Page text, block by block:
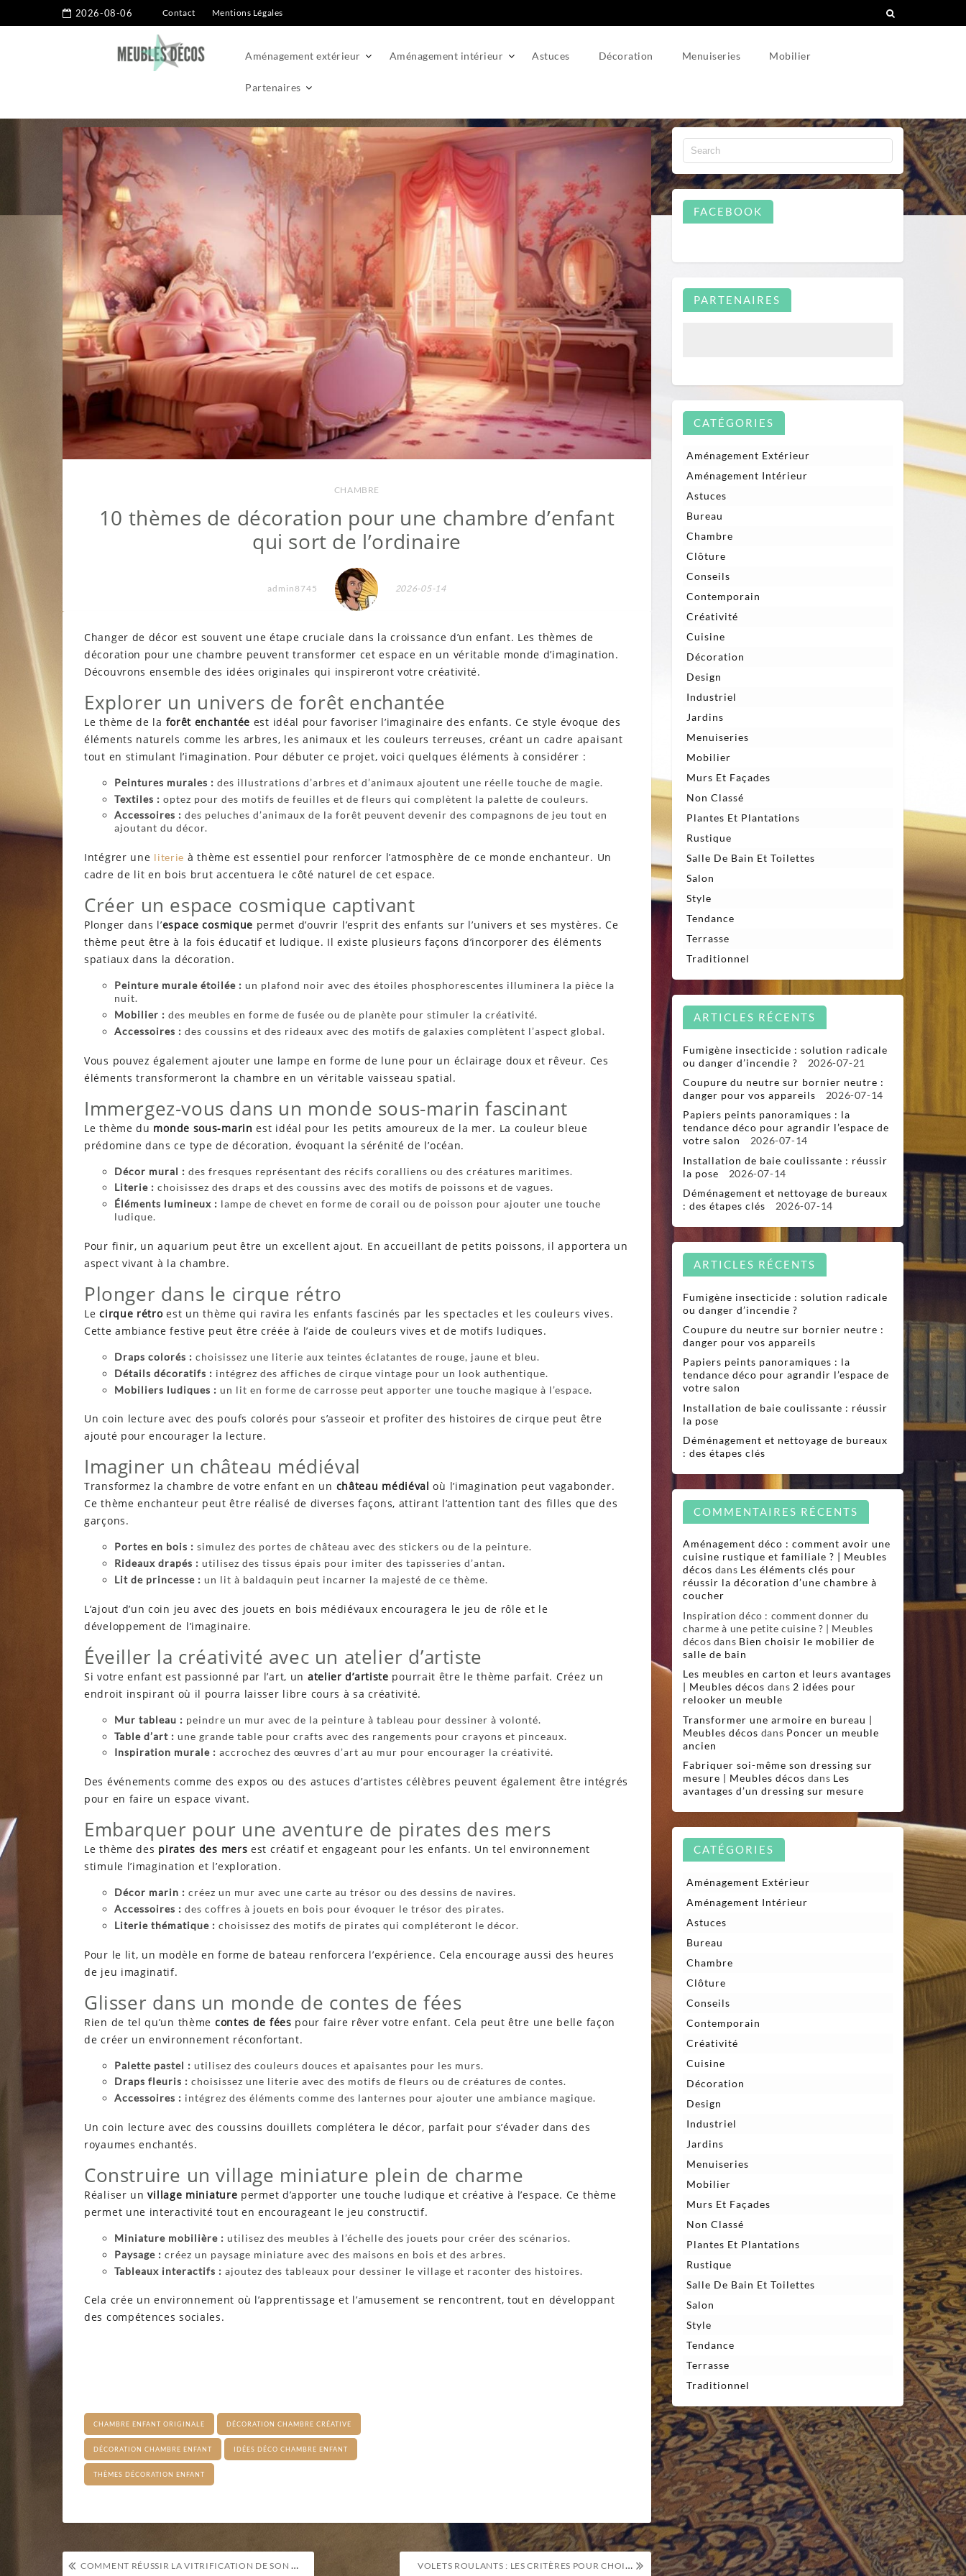
2026-08-06 Contact Mentions Légales
Aménagement extérieur Aménagement intérieur Astuces Décoration Menuiseries Mobilier
Partenaires
CHAMBRE
10 thèmes de décoration pour une chambre d’enfant
qui sort de l’ordinaire
admin8745 2026-05-14
Changer de décor est souvent une étape cruciale dans la croissance d’un enfant. Les thèmes de
décoration pour une chambre peuvent transformer cet espace en un véritable monde d’imagination.
Découvrons ensemble des idées originales qui inspireront votre créativité.
Explorer un univers de forêt enchantée
Le thème de la forêt enchantée est idéal pour favoriser l’imaginaire des enfants. Ce style évoque des
éléments naturels comme les arbres, les animaux et les couleurs terreuses, créant un cadre apaisant
tout en stimulant l’imagination. Pour débuter ce projet, voici quelques éléments à considérer :
Peintures murales : des illustrations d’arbres et d’animaux ajoutent une réelle touche de magie.
Textiles : optez pour des motifs de feuilles et de fleurs qui complètent la palette de couleurs.
Accessoires : des peluches d’animaux de la forêt peuvent devenir des compagnons de jeu tout en
ajoutant du décor.
Intégrer une literie à thème est essentiel pour renforcer l’atmosphère de ce monde enchanteur. Un
cadre de lit en bois brut accentuera le côté naturel de cet espace.
Créer un espace cosmique captivant
Plonger dans l’espace cosmique permet d’ouvrir l’esprit des enfants sur l’univers et ses mystères. Ce
thème peut être à la fois éducatif et ludique. Il existe plusieurs façons d’incorporer des éléments
spatiaux dans la décoration.
Peinture murale étoilée : un plafond noir avec des étoiles phosphorescentes illuminera la pièce la
nuit.
Mobilier : des meubles en forme de fusée ou de planète pour stimuler la créativité.
Accessoires : des coussins et des rideaux avec des motifs de galaxies complètent l’aspect global.
Vous pouvez également ajouter une lampe en forme de lune pour un éclairage doux et rêveur. Ces
éléments transformeront la chambre en un véritable vaisseau spatial.
Immergez-vous dans un monde sous-marin fascinant
Le thème du monde sous-marin est idéal pour les petits amoureux de la mer. La couleur bleue
prédomine dans ce type de décoration, évoquant la sérénité de l’océan.
Décor mural : des fresques représentant des récifs coralliens ou des créatures maritimes.
Literie : choisissez des draps et des coussins avec des motifs de poissons et de vagues.
Éléments lumineux : lampe de chevet en forme de corail ou de poisson pour ajouter une touche
ludique.
Pour finir, un aquarium peut être un excellent ajout. En accueillant de petits poissons, il apportera un
aspect vivant à la chambre.
Plonger dans le cirque rétro
Lecirque rétroest un thème qui ravira les enfants fascinés par les spectacles et les couleurs vives.
Cette ambiance festive peut être créée à l’aide de couleurs vives et de motifs ludiques.
Draps colorés : choisissez une literie aux teintes éclatantes de rouge, jaune et bleu.
Détails décoratifs : intégrez des affiches de cirque vintage pour un look authentique.
Mobiliers ludiques : un lit en forme de carrosse peut apporter une touche magique à l’espace.
Un coin lecture avec des poufs colorés pour s’asseoir et profiter des histoires de cirque peut être
ajouté pour encourager la lecture.
Imaginer un château médiéval
Transformez la chambre de votre enfant en un château médiéval où l’imagination peut vagabonder.
Ce thème enchanteur peut être réalisé de diverses façons, attirant l’attention tant des filles que des
garçons.
Portes en bois : simulez des portes de château avec des stickers ou de la peinture.
Rideaux drapés : utilisez des tissus épais pour imiter des tapisseries d’antan.
Lit de princesse : un lit à baldaquin peut incarner la majesté de ce thème.
L’ajout d’un coin jeu avec des jouets en bois médiévaux encouragera le jeu de rôle et le
développement de l’imaginaire.
Éveiller la créativité avec un atelier d’artiste
Si votre enfant est passionné par l’art, un atelier d’artiste pourrait être le thème parfait. Créez un
endroit inspirant où il pourra laisser libre cours à sa créativité.
Mur tableau : peindre un mur avec de la peinture à tableau pour dessiner à volonté.
Table d’art : une grande table pour crafts avec des rangements pour crayons et pinceaux.
Inspiration murale : accrochez des œuvres d’art au mur pour encourager la créativité.
Des événements comme des expos ou des astuces d’artistes célèbres peuvent également être intégrés
pour en faire un espace vivant.
Embarquer pour une aventure de pirates des mers
Le thème des pirates des mers est créatif et engageant pour les enfants. Un tel environnement
stimule l’imagination et l’exploration.
Décor marin : créez un mur avec une carte au trésor ou des dessins de navires.
Accessoires : des coffres à jouets en bois pour évoquer le trésor des pirates.
Literie thématique : choisissez des motifs de pirates qui compléteront le décor.
Pour le lit, un modèle en forme de bateau renforcera l’expérience. Cela encourage aussi des heures
de jeu imaginatif.
Glisser dans un monde de contes de fées
Rien de tel qu’un thème contes de fées pour faire rêver votre enfant. Cela peut être une belle façon
de créer un environnement réconfortant.
Palette pastel : utilisez des couleurs douces et apaisantes pour les murs.
Draps fleuris : choisissez une literie avec des motifs de fleurs ou de créatures de contes.
Accessoires : intégrez des éléments comme des lanternes pour ajouter une ambiance magique.
Un coin lecture avec des coussins douillets complétera le décor, parfait pour s’évader dans des
royaumes enchantés.
Construire un village miniature plein de charme
Réaliser unvillage miniature permet d’apporter une touche ludique et créative à l’espace. Ce thème
permet une interactivité tout en encourageant le jeu constructif.
Miniature mobilière : utilisez des meubles à l’échelle des jouets pour créer des scénarios.
Paysage : créez un paysage miniature avec des maisons en bois et des arbres.
Tableaux interactifs : ajoutez des tableaux pour dessiner le village et raconter des histoires.
Cela crée un environnement où l’apprentissage et l’amusement se rencontrent, tout en développant
des compétences sociales.
CHAMBRE ENFANT ORIGINALE DÉCORATION CHAMBRE CRÉATIVE
DÉCORATION CHAMBRE ENFANT IDÉES DÉCO CHAMBRE ENFANT
THÈMES DÉCORATION ENFANT
Navigation
COMMENT RÉUSSIR LA VITRIFICATION DE SON PARQUET ? VOLETS ROULANTS : LES CRITÈRES POUR CHOISIR UN MOTEUR SILENCIEUX
FACEBOOK
PARTENAIRES
CATÉGORIES
Aménagement Extérieur
Aménagement Intérieur
Astuces
Bureau
Chambre
Clôture
Conseils
Contemporain
Créativité
Cuisine
Décoration
Design
Industriel
Jardins
Menuiseries
Mobilier
Murs Et Façades
Non Classé
Plantes Et Plantations
Rustique
Salle De Bain Et Toilettes
Salon
Style
Tendance
Terrasse
Traditionnel
ARTICLES RÉCENTS
Fumigène insecticide : solution radicale
ou danger d’incendie ?
2026-07-21
Coupure du neutre sur bornier neutre :
danger pour vos appareils
2026-07-14
Papiers peints panoramiques : la
tendance déco pour agrandir l’espace de
votre salon
2026-07-14
Installation de baie coulissante : réussir
la pose
2026-07-14
Déménagement et nettoyage de bureaux
: des étapes clés
2026-07-14
ARTICLES RÉCENTS
Fumigène insecticide : solution radicale
ou danger d’incendie ?
Coupure du neutre sur bornier neutre :
danger pour vos appareils
Papiers peints panoramiques : la
tendance déco pour agrandir l’espace de
votre salon
Installation de baie coulissante : réussir
la pose
Déménagement et nettoyage de bureaux
: des étapes clés
COMMENTAIRES RÉCENTS
Aménagement déco : comment avoir une
cuisine rustique et familiale ? | Meubles
décos dans Les éléments clés pour
réussir la décoration d’une chambre à
coucher
Inspiration déco : comment donner du
charme à une petite cuisine ? | Meubles
décos dans Bien choisir le mobilier de
salle de bain
Les meubles en carton et leurs avantages
| Meubles décos dans 2 idées pour
relooker un meuble
Transformer une armoire en bureau |
Meubles décos dans Poncer un meuble
ancien
Fabriquer soi-même son dressing sur
mesure | Meubles décos dans Les
avantages d’un dressing sur mesure
CATÉGORIES
Aménagement Extérieur
Aménagement Intérieur
Astuces
Bureau
Chambre
Clôture
Conseils
Contemporain
Créativité
Cuisine
Décoration
Design
Industriel
Jardins
Menuiseries
Mobilier
Murs Et Façades
Non Classé
Plantes Et Plantations
Rustique
Salle De Bain Et Toilettes
Salon
Style
Tendance
Terrasse
Traditionnel